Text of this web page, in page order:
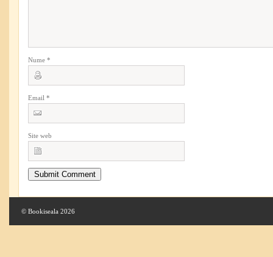
Nume *
Email *
Site web
© Bookiseala 2026